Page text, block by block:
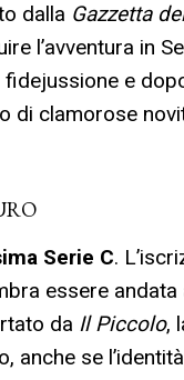
dalla Gazzetta
l’avventura in
e
di clamorose
Serie C.
essere
da Il Piccolo,
anche se